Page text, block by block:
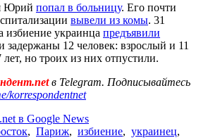
Юрий попал в больницу. Его почти
вывели из комы. 31
избиение украинца предъявили
задержаны 12 человек: взрослый и 11
лет, но троих из них отпустили.
в Telegram. Подписывайтесь
korrespondentnet
в Google News
, Париж, избиение, украинец,